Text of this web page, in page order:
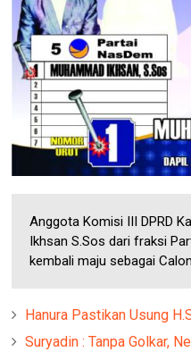
Anggota Komisi III DPRD
Ikhsan S.Sos dari fraksi
kembali maju sebagai
Hanura Pastikan Usung
Suryadin : Tanpa Golkar,